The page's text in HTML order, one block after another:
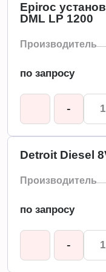
Epiroc
DML LP 1200
Производитель
по запросу
-
Detroit Diesel
Производитель
по запросу
-